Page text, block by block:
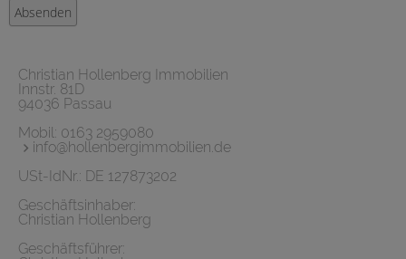
Christian Hollenberg Immobilien
Innstr. 81D
94036 Passau
Mobil: 0163 2959080
info@hollenbergimmobilien.de
USt-IdNr.: DE 127873202
Geschäftsinhaber:
Christian Hollenberg
Geschäftsführer: